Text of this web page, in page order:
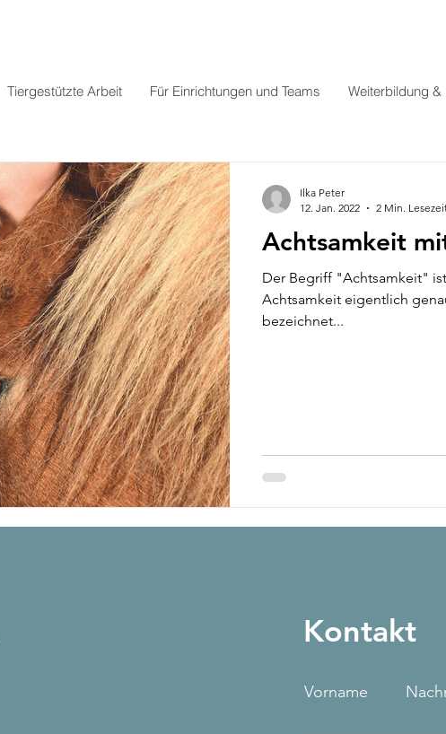
Tiergestützte Arbeit Für Einrichtungen und Teams Weiterbildung &
Achtsamkeit
Der Begriff "Achtsamkeit"
Achtsamkeit eigentlich
bezeichnet...
Ilka Peter
12. Jan. 2022
2 Min.
Kontakt
Vorname